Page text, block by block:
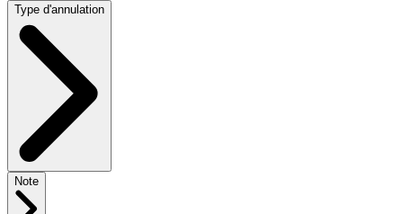
Type d'annulation
Note